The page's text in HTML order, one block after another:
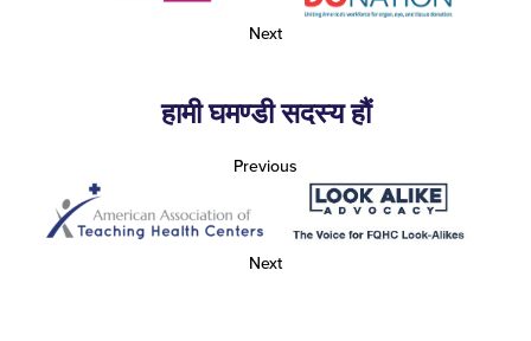
Next
हामी घमण्डी सदस्य हौं
Previous
Next